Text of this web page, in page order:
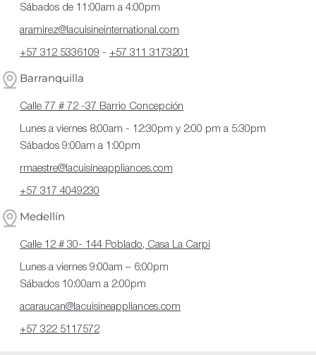
Sábados de 11:00am a 4:00pm
aramirez@lacuisineinternational.com
+57 312 5336109 - +57 311 3173201
Barranquilla
Calle 77 # 72 -37 Barrio Concepción
Lunes a viernes 8:00am - 12:30pm y 2:00 pm a 5:30pm
Sábados 9:00am a 1:00pm
rmaestre@lacuisineappliances.com
+57 317 4049230
Medellín
Calle 12 # 30- 144 Poblado, Casa La Carpi
Lunes a viernes 9:00am – 6:00pm
Sábados 10:00am a 2:00pm
acaraucan@lacuisineappliances.com
+57 322 5117572